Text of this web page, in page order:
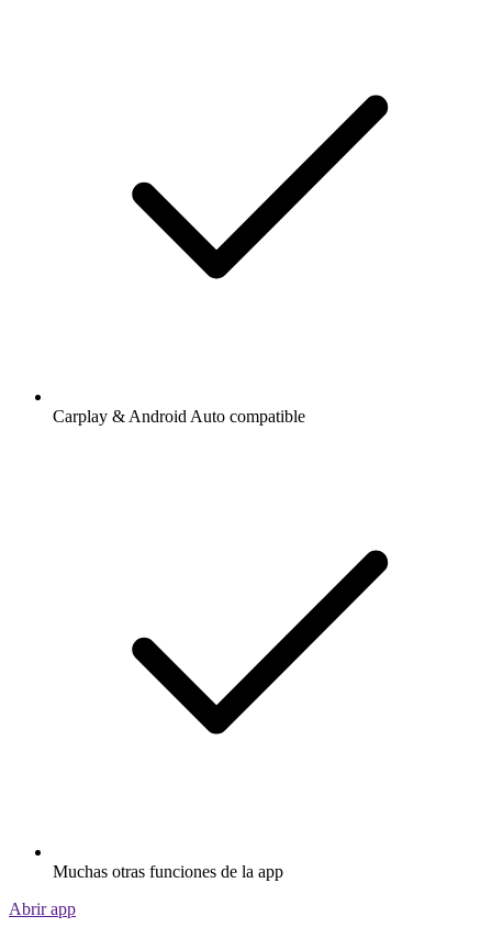
Carplay & Android Auto compatible
Muchas otras funciones de la app
Abrir app